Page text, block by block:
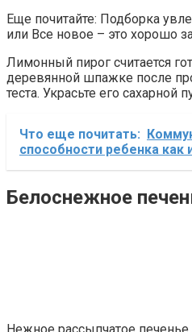
Еще почитайте: Подборка
или Все новое – это хорошо
Лимонный пирог считается
деревянной шпажке после
теста. Украсьте его
Что еще почитать:
способности ребенка как
Белоснежное